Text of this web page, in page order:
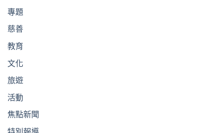
專題
慈善
教育
文化
旅遊
活動
焦點新聞